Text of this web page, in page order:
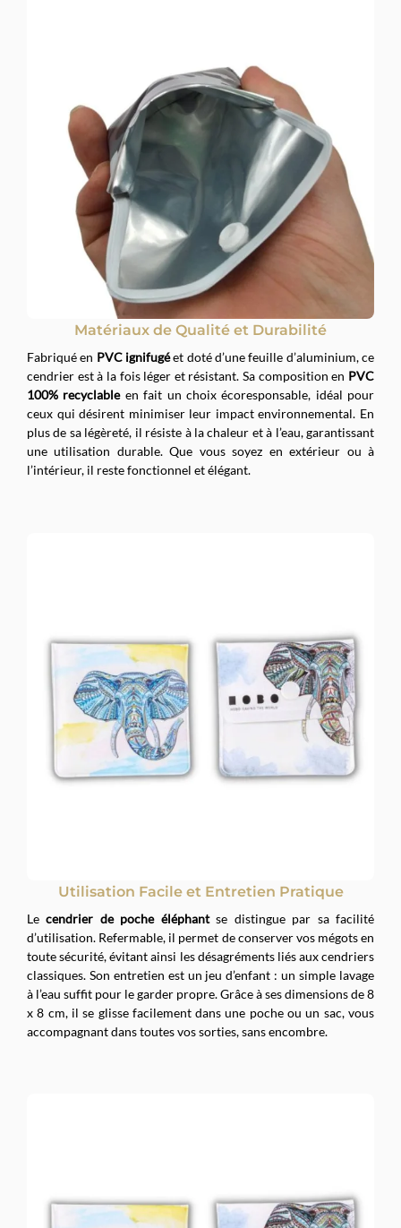
Matériaux de Qualité et Durabilité
Fabriqué en PVC ignifugéet doté d’une feuille d’aluminium, ce
cendrier est à la fois léger et résistant. Sa composition en PVC
100% recyclableen fait un choix écoresponsable, idéal pour
ceux qui désirent minimiser leur impact environnemental. En
plus de sa légèreté, il résiste à la chaleur et à l’eau, garantissant
une utilisation durable. Que vous soyez en extérieur ou à
l’intérieur, il reste fonctionnel et élégant.
Utilisation Facile et Entretien Pratique
Lecendrier de poche éléphantse distingue par sa facilité
d’utilisation. Refermable, il permet de conserver vos mégots en
toute sécurité, évitant ainsi les désagréments liés aux cendriers
classiques. Son entretien est un jeu d’enfant : un simple lavage
à l’eau suffit pour le garder propre. Grâce à ses dimensions de 8
x 8 cm, il se glisse facilement dans une poche ou un sac, vous
accompagnant dans toutes vos sorties, sans encombre.